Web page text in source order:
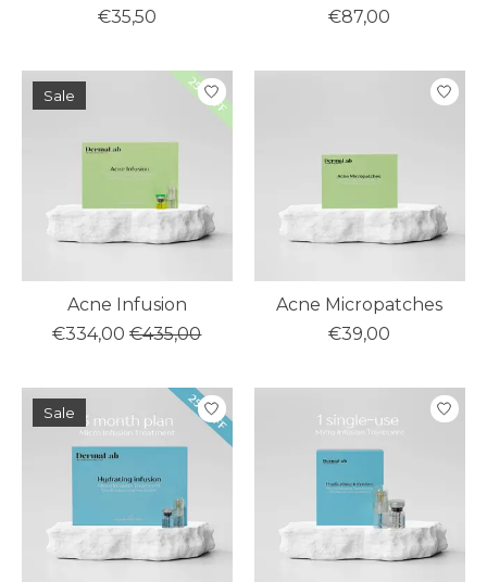
€35,50
€87,00
Sale
Acne Infusion
€334,00 €435,00
Acne Micropatches
€39,00
Sale